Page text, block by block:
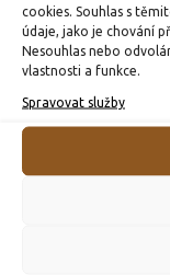
cookies. Souhlas s
údaje, jako je chování
Nesouhlas nebo
vlastnosti a funkce.
Spravovat služby
ROZHODNUTÍ O